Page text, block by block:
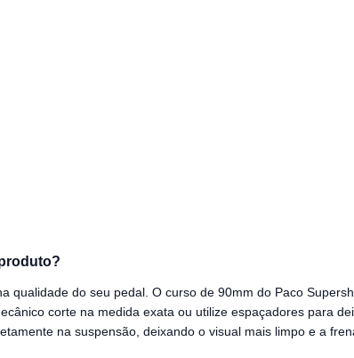
do seu pedal. O curso de 90mm do Paco
corte na medida exata ou utilize espaçadores para
na suspensão, deixando o visual mais limpo e a